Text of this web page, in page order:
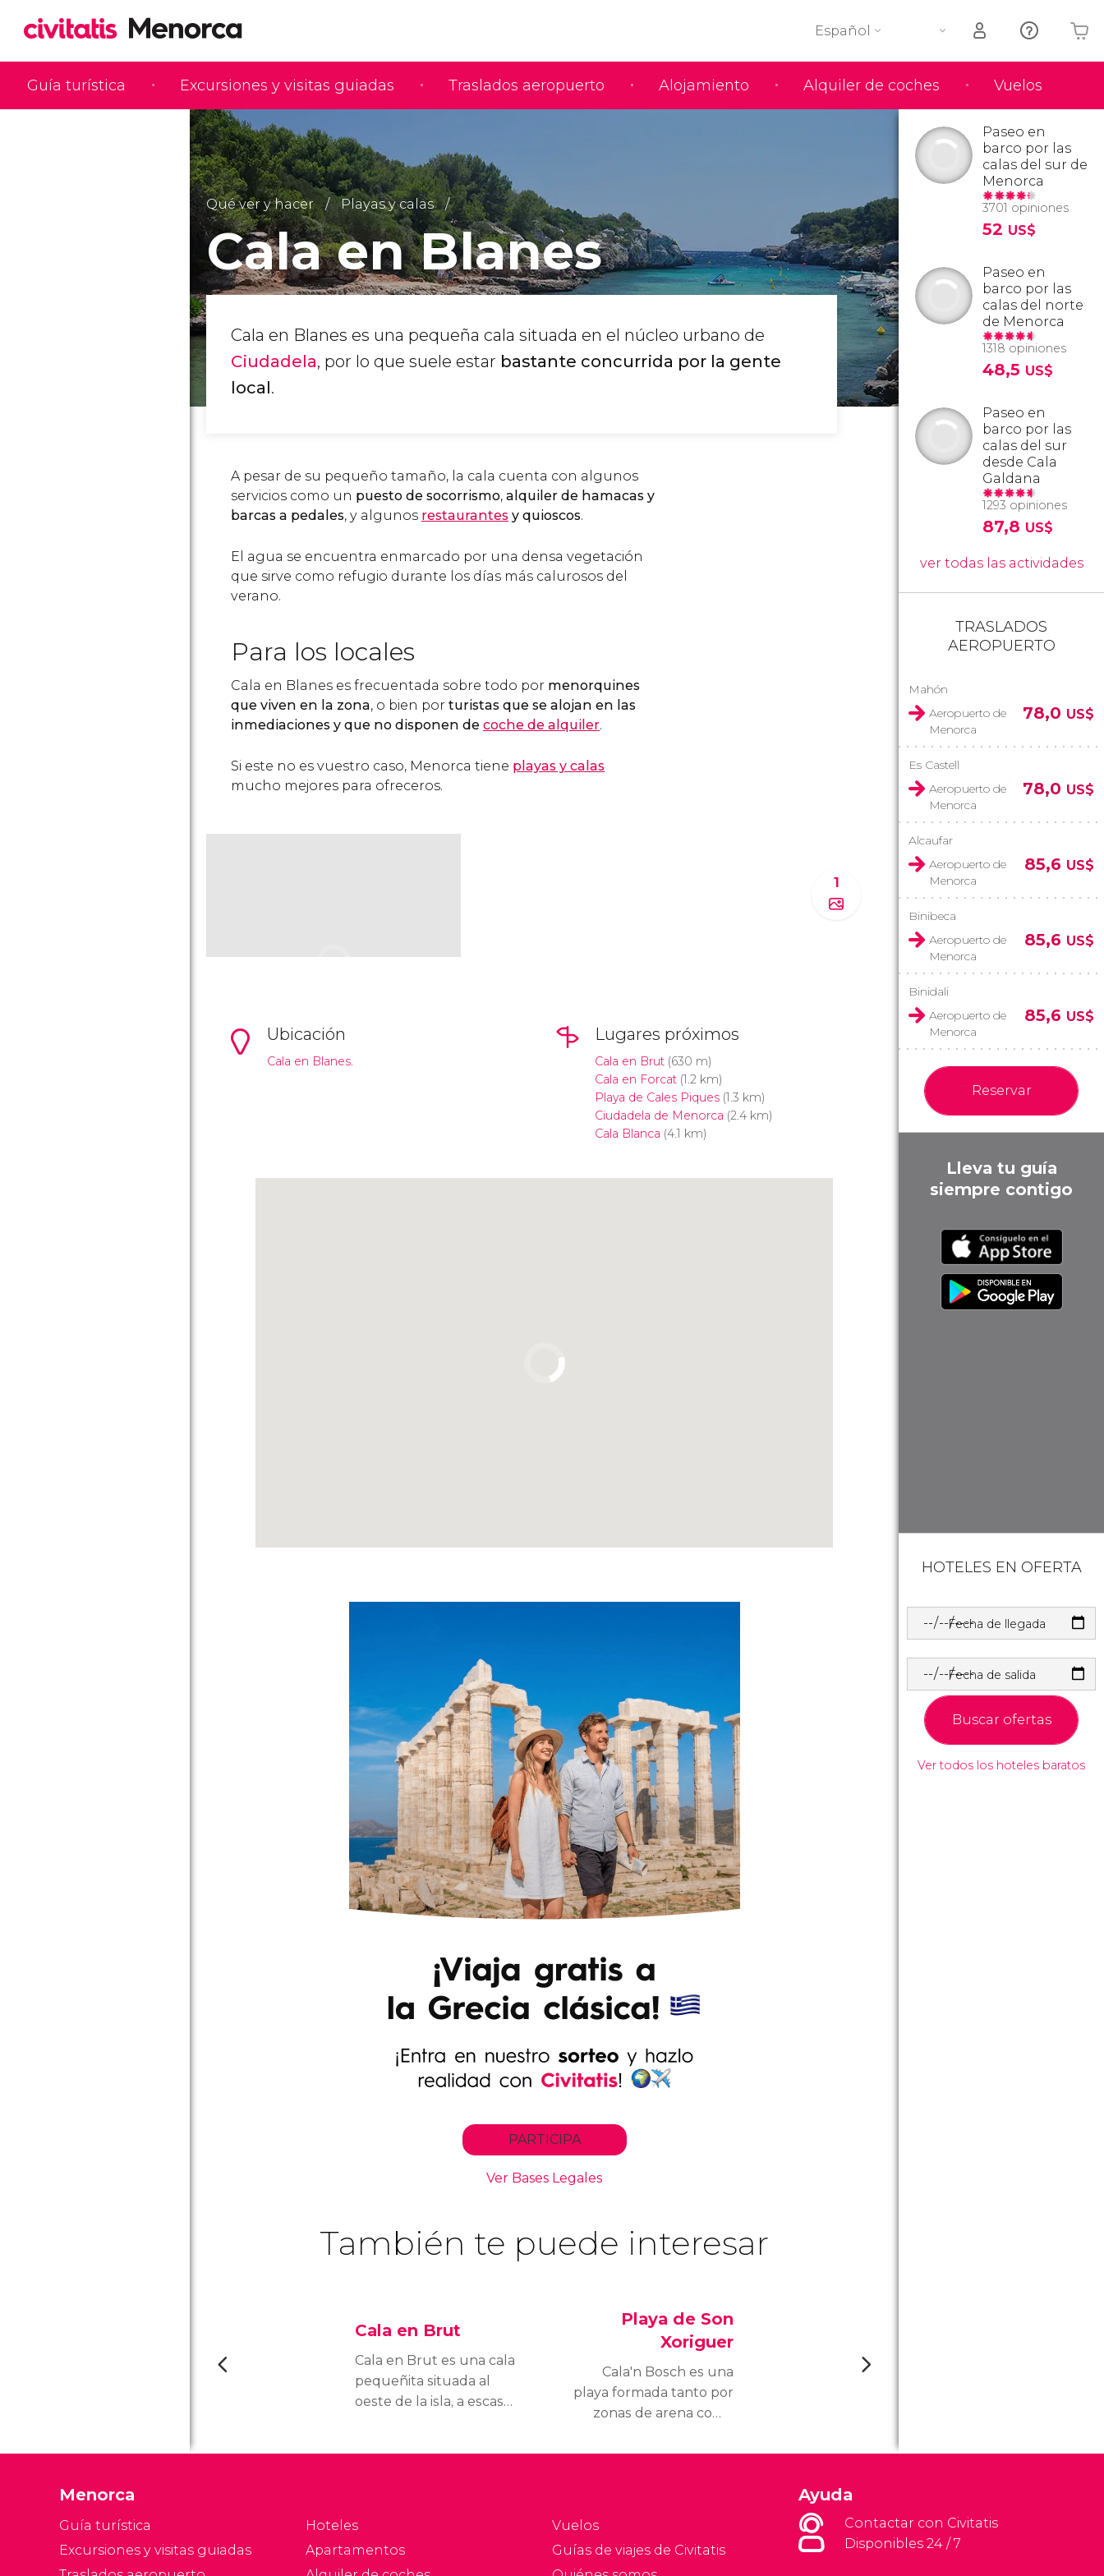
Guía turística Excursiones y visitas guiadas Traslados aeropuerto Alojamiento Alquiler de coches Vuelos
Español
Tu carrito está vacío
Qué ver y hacer Playas y calas
Cala en Blanes
Cala en Blanes es una pequeña cala situada en el núcleo urbano de
Ciudadela, por lo que suele estar bastante concurrida por la gente
local.
A pesar de su pequeño tamaño, la cala cuenta con algunos
servicios como un puesto de socorrismo, alquiler de hamacas y
barcas a pedales, y algunos restaurantes y quioscos.
El agua se encuentra enmarcado por una densa vegetación
que sirve como refugio durante los días más calurosos del
verano.
Para los locales
Cala en Blanes es frecuentada sobre todo por menorquines
que viven en la zona, o bien por turistas que se alojan en las
inmediaciones y que no disponen de coche de alquiler.
Si este no es vuestro caso, Menorca tiene playas y calas
mucho mejores para ofreceros.
1
Ubicación
Cala en Blanes.
Lugares próximos
Cala en Brut(630 m)
Cala en Forcat(1.2 km)
Playa de Cales Piques(1.3 km)
Ciudadela de Menorca (2.4 km)
Cala Blanca (4.1 km)
También te puede interesar
Cala en Brut
Cala en Brut es una cala
pequeñita situada al
oeste de la isla, a escasa
Playa de Son
Xoriguer
Cala'n Bosch es una
playa formada tanto por
zonas de arena como
que se
Paseo en
barco por las
calas del sur de
Menorca
3701 opiniones
52 US$
Paseo en
barco por las
calas del norte
de Menorca
1318 opiniones
48,5 US$
Paseo en
barco por las
calas del sur
desde Cala
Galdana
1293 opiniones
87,8 US$
ver todas las actividades
TRASLADOS
AEROPUERTO
Mahón
Aeropuerto de
Menorca
78,0 US$
Es Castell
Aeropuerto de
Menorca
78,0 US$
Alcaufar
Aeropuerto de
Menorca
85,6 US$
Binibeca
Aeropuerto de
Menorca
85,6 US$
Binidali
Aeropuerto de
Menorca
85,6 US$
Reservar
Lleva tu guía
siempre contigo
HOTELES EN OFERTA
Fecha de llegada
Fecha de salida
Buscar ofertas
Ver todos los hoteles baratos
Menorca
Guía turística
Excursiones y visitas guiadas
Hoteles
Apartamentos
Vuelos
Guías de viajes de Civitatis
Ayuda
Contactar con Civitatis
Disponibles 24 / 7